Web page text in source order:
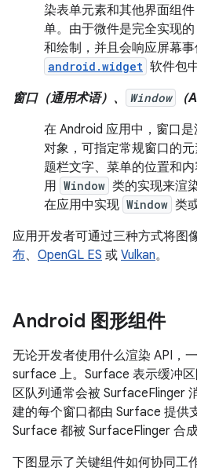
染表单元素和其他界面组
单。由于微件是完全实现
和绘制，并且会响应屏幕
android.widget 软件包中
窗口（通用术语）、
Window
（
在 Android 应用中，窗口是
对象，可指定常规窗口的
题栏文字、菜单的位置和
用 Window 类的实现来渲
在应用中实现 Window 类
应用开发者可通过三种方式将图
布、 OpenGL ES 或 Vulkan。
Android 图形组件
无论开发者使用什么渲染 API，
surface 上。Surface 表示缓冲
区队列通常会被 SurfaceFlinger
建的每个窗口都由 Surface 提供
Surface 都被 SurfaceFlinger 合成
下图显示了关键组件如何协同工